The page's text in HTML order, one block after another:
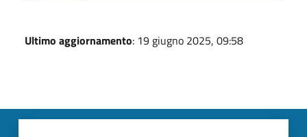
Ultimo aggiornamento: 19 giugno 2025, 09:58